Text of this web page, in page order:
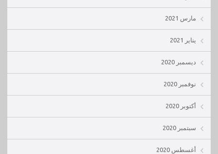
مارس 2021
يناير 2021
ديسمبر 2020
نوفمبر 2020
أكتوبر 2020
سبتمبر 2020
أغسطس 2020